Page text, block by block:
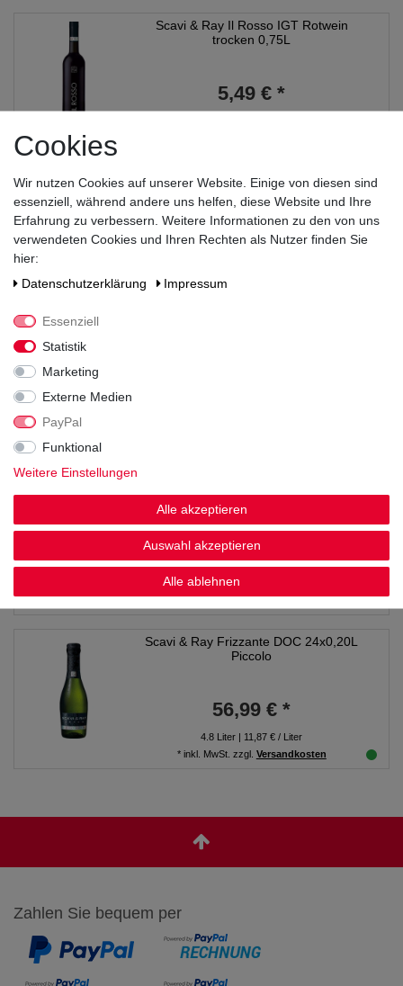
Scavi & Ray Il Rosso IGT Rotwein
trocken 0,75L
5,49 € *
Scavi & Ray Grappa Bianca 0,7L 40% vol
14,99 € *
*
9,99 € *
0.75Liter| 13,32 € / Liter
*inkl. MwSt.zzgl.Versandkosten
Scavi & Ray Frizzante DOC 24x0,20L
Piccolo
56,99 € *
4.8 Liter | 11,87 € / Liter
* inkl. MwSt. zzgl. Versandkosten
Zahlen Sie bequem per
Cookies
Wir nutzen Cookies auf unserer Website. Einige von diesen sind
essenziell, während andere uns helfen, diese Website und Ihre
Erfahrung zu verbessern. Weitere Informationen zu den von uns
verwendeten Cookies und Ihren Rechten als Nutzer finden Sie
hier:
Daten­schutz­erklärung
Impressum
Essenziell
Statistik
Marketing
Externe Medien
PayPal
Funktional
Weitere Einstellungen
Alle akzeptieren
Auswahl akzeptieren
Alle ablehnen